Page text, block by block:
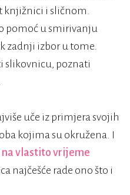
knjižnici i sličnom.
pomoć u smirivanju
zadnji izbor u tome.
slikovnicu, poznati
uče iz primjera svojih
kojima su okružena. I
vlastito vrijeme
najčešće rade ono što i